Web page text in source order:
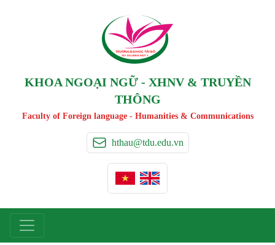
TRƯỜNG ĐẠI HỌC TÂY ĐÔ
TAY DO UNIVERSIT Y
KHOA NGOẠI NGỮ - XHNV & TRUYỀN
THÔNG
Faculty of Foreign language - Humanities & Communications
hthau@tdu.edu.vn